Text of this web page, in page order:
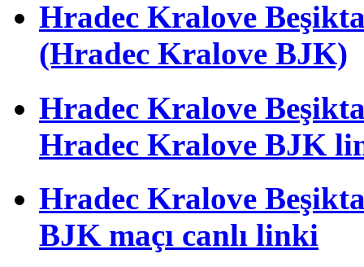
Hradec Kralove
(Hradec Kralove BJK)
Hradec Kralove
Hradec Kralove BJK
Hradec Kralove
BJK maçı canlı linki